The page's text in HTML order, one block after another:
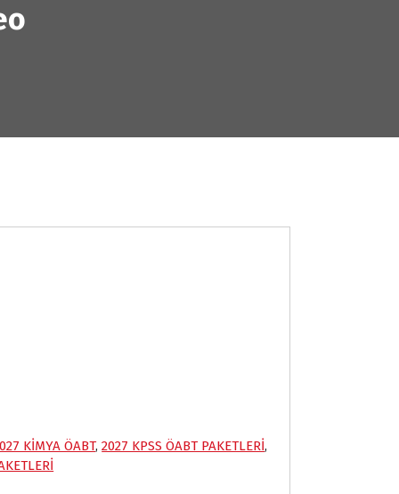
KİMYA ÖABT,2027 KPSS ÖABT PAKETLERİ,